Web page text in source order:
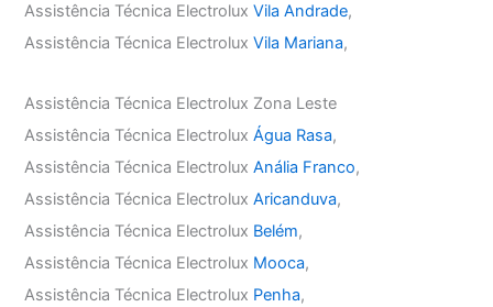
Assistência Técnica ElectroluxVila Andrade,
Assistência Técnica ElectroluxVila Mariana,
Assistência Técnica Electrolux Zona Leste
Assistência Técnica ElectroluxÁgua Rasa,
Assistência Técnica ElectroluxAnália Franco,
Assistência Técnica ElectroluxAricanduva,
Assistência Técnica Electrolux Belém,
Assistência Técnica Electrolux Mooca,
Assistência Técnica Electrolux Penha,